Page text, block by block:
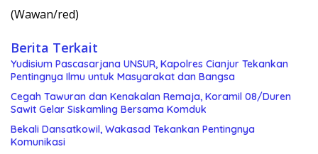
(Wawan/red)
Berita Terkait
Yudisium Pascasarjana UNSUR, Kapolres Cianjur Tekankan
Pentingnya Ilmu untuk Masyarakat dan Bangsa
Cegah Tawuran dan Kenakalan Remaja, Koramil 08/Duren
Sawit Gelar Siskamling Bersama Komduk
Bekali Dansatkowil, Wakasad Tekankan Pentingnya
Komunikasi